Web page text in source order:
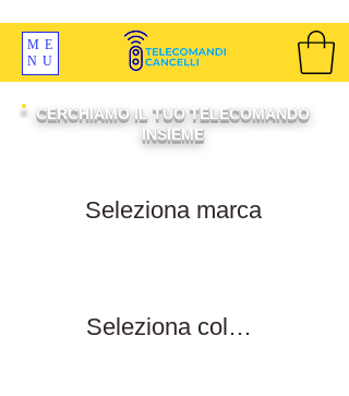
ME
NU
CERCHIAMO IL TUO TELECOMANDO
INSIEME